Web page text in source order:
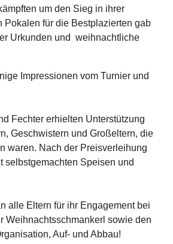
um den Sieg in ihrer
Pokalen für die Bestplazierten gab
Urkunden und weihnachtliche
Impressionen vom Turnier und
Fechter erhielten Unterstützung
Geschwistern und Großeltern, die
waren. Nach der Preisverleihung
selbstgemachten Speisen und
alle Eltern für ihr Engagement bei
Weihnachtsschmankerl sowie den
Auf- und Abbau!